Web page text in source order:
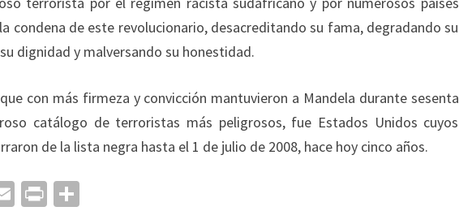
condena de este revolucionario, desacreditando su fama, degradando su
dignidad y malversando su honestidad.
con más firmeza y convicción mantuvieron a Mandela durante sesenta
catálogo de terroristas más peligrosos, fue Estados Unidos cuyos
de la lista negra hasta el 1 de julio de 2008, hace hoy cinco años.
E
Pr